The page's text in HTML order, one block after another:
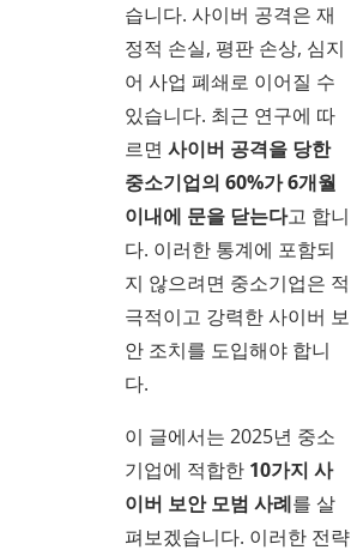
습니다. 사이버 공격은 재
정적 손실, 평판 손상, 심지
어 사업 폐쇄로 이어질 수
있습니다. 최근 연구에 따
르면 사이버 공격을 당한
중소기업의 60%가 6개월
이내에 문을 닫는다고 합니
다. 이러한 통계에 포함되
지 않으려면 중소기업은 적
극적이고 강력한 사이버 보
안 조치를 도입해야 합니
다.
이 글에서는 2025년 중소
기업에 적합한 10가지 사
이버 보안 모범 사례를 살
펴보겠습니다. 이러한 전략